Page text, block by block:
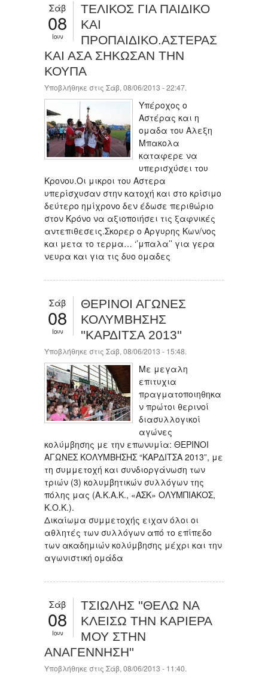
Σάβ
08
Ιουν
ΤΕΛΙΚΟΣ ΓΙΑ ΠΑΙΔΙΚΟ
ΚΑΙ
ΠΡΟΠΑΙΔΙΚΟ.ΑΣΤΕΡΑΣ
ΚΑΙ ΑΣΑ ΣΗΚΩΣΑΝ ΤΗΝ
ΚΟΥΠΑ
Υποβλήθηκε στις Σάβ, 08/06/2013 - 22:47.
Υπέροχος ο
Αστέρας και η
ομαδα του Αλεξη
Μπακολα
καταφερε να
υπερισχύσει του
Κρονου.Οι μικροι του Αστερα
υπερίσχυσαν στην κατοχή και στο κρίσιμο
δεύτερο ημίχρονο δεν έδωσε περιθώριο
στον Κρόνο να αξιοποιήσει τις ξαφνικές
αντεπιθεσεις.Σκορερ ο Αργυρης Κων/νος
και μετα το τερμα… ‘’μπαλα’’ για γερα
νευρα και για τις δυο ομαδες
Σάβ
08
Ιουν
ΘΕΡΙΝΟΙ ΑΓΩΝΕΣ
ΚΟΛΥΜΒΗΣΗΣ
''ΚΑΡΔΙΤΣΑ 2013''
Υποβλήθηκε στις Σάβ, 08/06/2013 - 15:48.
Με μεγαλη
επιτυχια
πραγματοποιηθηκα
ν πρώτοι θερινοί
διασυλλογικοί
αγώνες
κολύμβησης με την επωνυμία: ΘΕΡΙΝΟΙ
ΑΓΩΝΕΣ ΚΟΛΥΜΒΗΣΗΣ “ΚΑΡΔΙΤΣΑ 2013”, με
τη συμμετοχή και συνδιοργάνωση των
τριών (3) κολυμβητικών συλλόγων της
πόλης μας (Α.Κ.Α.Κ., «ΑΣΚ» ΟΛΥΜΠΙΑΚΟΣ,
Κ.Ο.Κ.).
Δικαίωμα συμμετοχής ειχαν όλοι οι
αθλητές των συλλόγων από το επίπεδο
των ακαδημιών κολύμβησης μέχρι και την
αγωνιστική ομάδα
Σάβ
08
Ιουν
ΤΣΙΩΛΗΣ ''ΘΕΛΩ ΝΑ
ΚΛΕΙΣΩ ΤΗΝ ΚΑΡΙΕΡΑ
ΜΟΥ ΣΤΗΝ
ΑΝΑΓΕΝΝΗΣΗ''
Υποβλήθηκε στις Σάβ, 08/06/2013 - 11:40.